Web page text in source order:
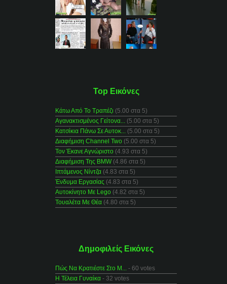
Top Εικόνες
Κάτω Από Το Τραπέζι (5.00 στα 5)
Αγανακτισμένος Γείτονα... (5.00 στα 5)
Κατσίκια Πάνω Σε Αυτοκ... (5.00 στα 5)
Διαφήμιση Channel Two (5.00 στα 5)
Τον Έκανε Αγνώριστο (4.93 στα 5)
Διαφήμιση Της BMW(4.86 στα 5)
Ιπτάμενος Νίντζα (4.83 στα 5)
Ένδυμα Εργασίας (4.83 στα 5)
Αυτοκίνητο Με Lego (4.82 στα 5)
Τουαλέτα Με Θέα (4.80 στα 5)
Δημοφιλείς Εικόνες
Πώς Να Κρατιέστε Στο Μ... - 60 votes
Η Τέλεια Γυναίκα - 32 votes